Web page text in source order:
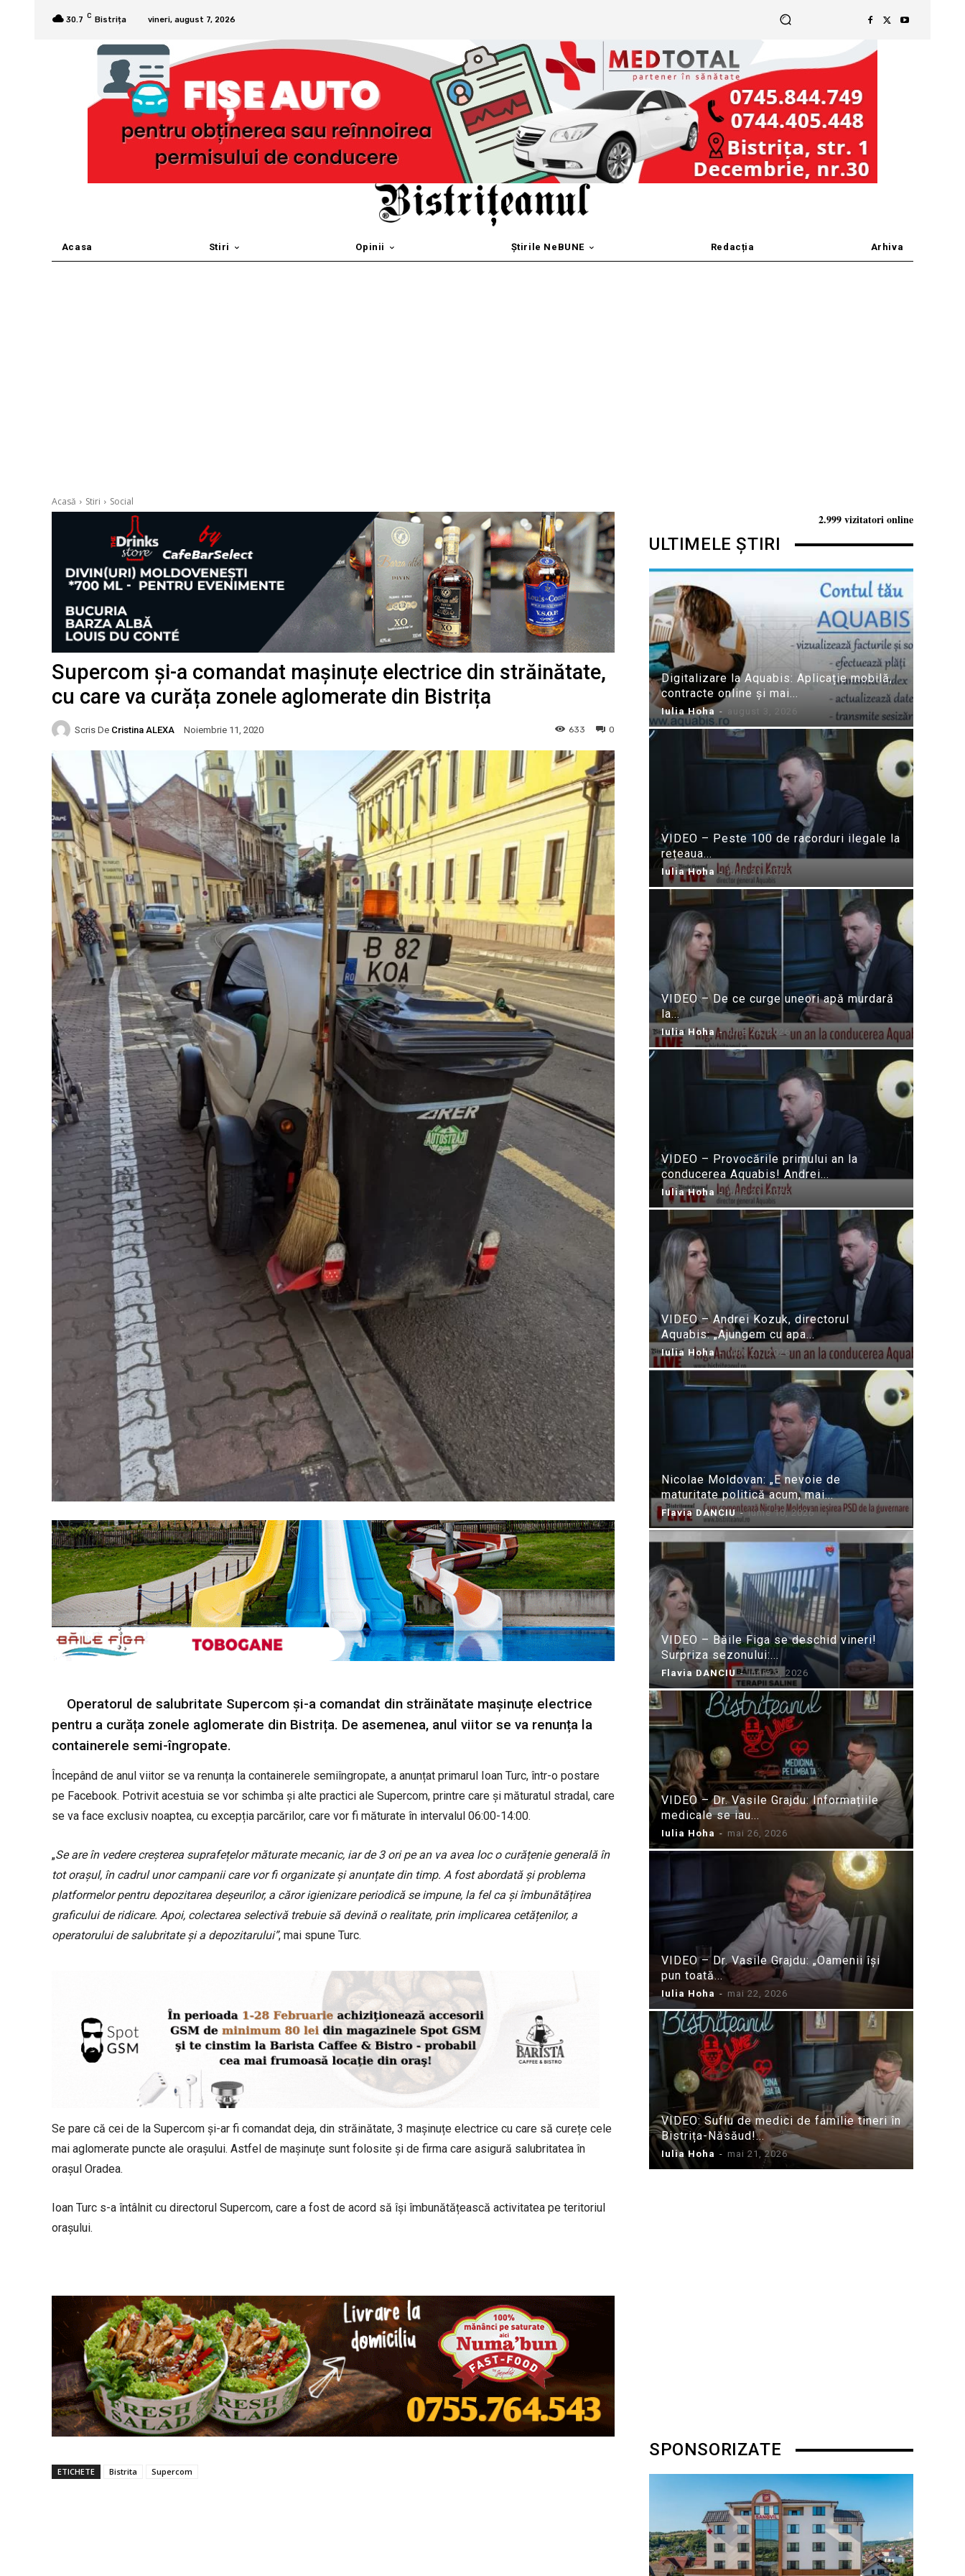
30.7 C Bistrița vineri, august 7, 2026
Acasa Stiri Opinii Știrile NeBUNE Redacția Arhiva
Acasă Stiri Social
Supercom și-a comandat mașinuțe electrice din străinătate,
cu care va curăța zonele aglomerate din Bistrița
Scris De Cristina ALEXA Noiembrie 11, 2020 0
633
Operatorul de salubritate Supercom și-a comandat din străinătate mașinuțe electrice
pentru a curăța zonele aglomerate din Bistrița. De asemenea, anul viitor se va renunța la
containerele semi-îngropate.
Începând de anul viitor se va renunța la containerele semiîngropate, a anunțat primarul Ioan Turc, într-o postare
pe Facebook. Potrivit acestuia se vor schimba și alte practici ale Supercom, printre care și măturatul stradal, care
se va face exclusiv noaptea, cu excepția parcărilor, care vor fi măturate în intervalul 06:00-14:00.
„Se are în vedere creșterea suprafețelor măturate mecanic, iar de 3 ori pe an va avea loc o curățenie generală în
tot orașul, în cadrul unor campanii care vor fi organizate și anunțate din timp. A fost abordată și problema
platformelor pentru depozitarea deșeurilor, a căror igienizare periodică se impune, la fel ca și îmbunătățirea
graficului de ridicare. Apoi, colectarea selectivă trebuie să devină o realitate, prin implicarea cetățenilor, a
operatorului de salubritate și a depozitarului”, mai spune Turc.
Se pare că cei de la Supercom și-ar fi comandat deja, din străinătate, 3 mașinuțe electrice cu care să curețe cele
mai aglomerate puncte ale orașului. Astfel de mașinuțe sunt folosite și de firma care asigură salubritatea în
orașul Oradea.
Ioan Turc s-a întâlnit cu directorul Supercom, care a fost de acord să își îmbunătățească activitatea pe teritoriul
orașului.
ETICHETE Bistrita Supercom
2.999 vizitatori online
ULTIMELE ȘTIRI
Digitalizare la Aquabis: Aplicație mobilă,
contracte online și mai...
Iulia Hoha - august 3, 2026
VIDEO – Peste 100 de racorduri ilegale la
rețeaua...
Iulia Hoha - iulie 31, 2026
VIDEO – De ce curge uneori apă murdară
la...
Iulia Hoha - iulie 24, 2026
VIDEO – Provocările primului an la
conducerea Aquabis! Andrei...
Iulia Hoha - iulie 21, 2026
VIDEO – Andrei Kozuk, directorul
Aquabis: „Ajungem cu apa...
Iulia Hoha - iulie 21, 2026
Nicolae Moldovan: „E nevoie de
maturitate politică acum, mai...
Flavia DANCIU - iunie 10, 2026
VIDEO – Băile Figa se deschid vineri!
Surpriza sezonului:...
Flavia DANCIU - iunie 9, 2026
VIDEO – Dr. Vasile Grajdu: Informațiile
medicale se iau...
Iulia Hoha - mai 26, 2026
VIDEO – Dr. Vasile Grajdu: „Oamenii își
pun toată...
Iulia Hoha - mai 22, 2026
VIDEO: Suflu de medici de familie tineri în
Bistrița-Năsăud!...
Iulia Hoha - mai 21, 2026
SPONSORIZATE